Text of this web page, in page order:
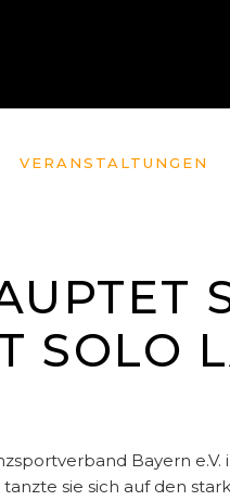
VERANSTALTUNGEN
SOLO
Bayern
sie sich auf den